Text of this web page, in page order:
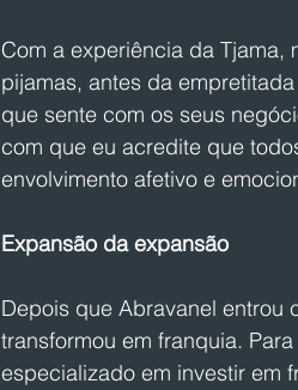
Com a experiência da
pijamas, antes da
que sente com os seus
com que eu acredite que
envolvimento afetivo e
Expansão da expansão
Depois que Abravanel entrou
transformou em franquia.
especializado em investir em